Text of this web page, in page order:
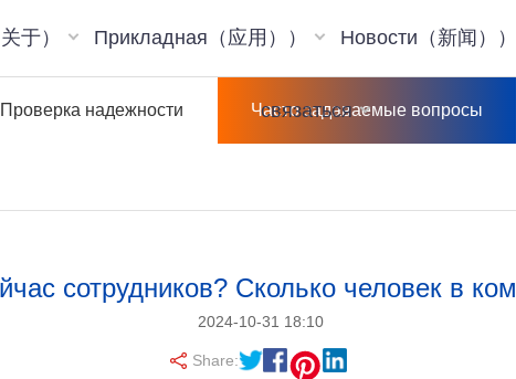
于） Прикладная（应用）） Новости（新闻））
связаться
Проверка надежности Часто задаваемые вопросы
сотрудников? Сколько человек в
2024-10-31 18:10
Share: